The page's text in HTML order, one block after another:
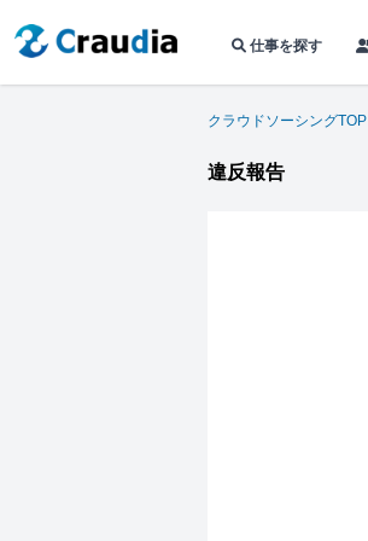
仕事を探す
クラウドソーシングTOP
違反報告